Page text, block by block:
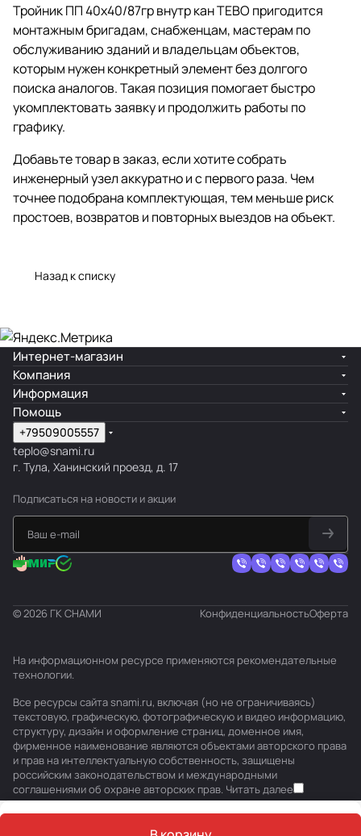
Тройник ПП 40х40/87гр внутр кан ТЕВО пригодится
монтажным бригадам, снабженцам, мастерам по
обслуживанию зданий и владельцам объектов,
которым нужен конкретный элемент без долгого
поиска аналогов. Такая позиция помогает быстро
укомплектовать заявку и продолжить работы по
графику.
Добавьте товар в заказ, если хотите собрать
инженерный узел аккуратно и с первого раза. Чем
точнее подобрана комплектующая, тем меньше риск
простоев, возвратов и повторных выездов на объект.
Назад к списку
Интернет-магазин
Компания
Информация
Помощь
+79509005557
teplo@snami.ru
г. Тула, Ханинский проезд, д. 17
Подписаться на новости и акции
© 2026 ГК СНАМИ КонфиденциальностьОферта
На информационном ресурсе применяются рекомендательные
технологии.
Все ресурсы сайта snami.ru, включая (но не ограничиваясь)
текстовую, графическую, фотографическую и видео информацию,
структуру, дизайн и оформление страниц, доменное имя,
фирменное наименование являются объектами авторского права
и прав на интеллектуальную собственность, защищены
российским законодательством и международными
соглашениями об охране авторских прав. Читать далее